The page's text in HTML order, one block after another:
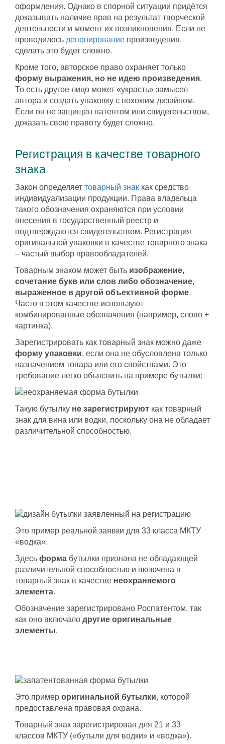
оформления. Однако в спорной ситуации придётся
доказывать наличие прав на результат творческой
деятельности и момент их возникновения. Если не
проводилось депонирование произведения,
сделать это будет сложно.
Кроме того, авторское право охраняет только
форму выражения, но не идею произведения.
То есть другое лицо может «украсть» замысел
автора и создать упаковку с похожим дизайном.
Если он не защищён патентом или свидетельством,
доказать свою правоту будет сложно.
Регистрация в качестве товарного
знака
Закон определяет товарный знак как средство
индивидуализации продукции. Права владельца
такого обозначения охраняются при условии
внесения в государственный реестр и
подтверждаются свидетельством. Регистрация
оригинальной упаковки в качестве товарного знака
– частый выбор правообладателей.
Товарным знаком может быть изображение,
сочетание букв или слов либо обозначение,
выраженное в другой объективной форме.
Часто в этом качестве используют
комбинированные обозначения (например, слово +
картинка).
Зарегистрировать как товарный знак можно даже
форму упаковки, если она не обусловлена только
назначением товара или его свойствами. Это
требование легко объяснить на примере бутылки:
Такую бутылку не зарегистрируют как товарный
знак для вина или водки, поскольку она не обладает
различительной способностью.
Это пример реальной заявки для 33 класса МКТУ
«водка».
Здесь форма бутылки признана не обладающей
различительной способностью и включена в
товарный знак в качестве неохраняемого
элемента.
Обозначение зарегистрировано Роспатентом, так
как оно включало другие оригинальные
элементы.
Это пример оригинальной бутылки, которой
предоставлена правовая охрана.
Товарный знак зарегистрирован для 21 и 33
классов МКТУ («бутыли для водки» и «водка»).